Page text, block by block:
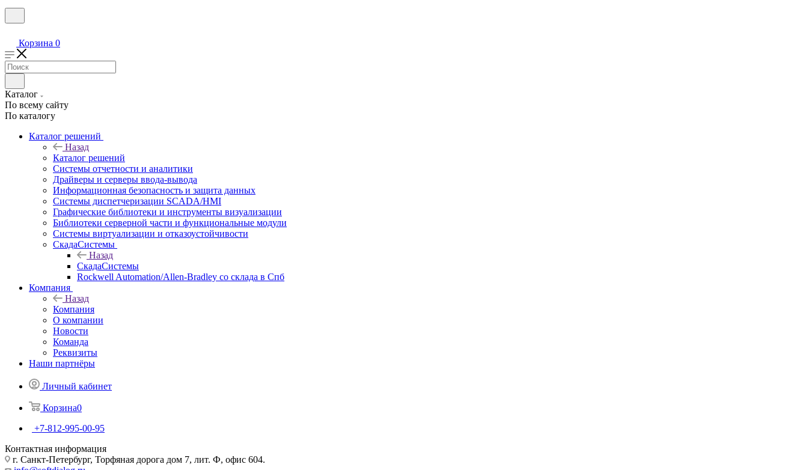
Корзина 0
Каталог
По всему сайту
По каталогу
Каталог решений
Назад
Каталог решений
Системы отчетности и аналитики
Драйверы и серверы ввода-вывода
Информационная безопасность и защита данных
Системы диспетчеризации SCADA/HMI
Графические библиотеки и инструменты визуализации
Библиотеки серверной части и функциональные модули
Системы виртуализации и отказоустойчивости
СкадаСистемы
Назад
СкадаСистемы
Rockwell Automation/Allen-Bradley со склада в Спб
Компания
Назад
Компания
О компании
Новости
Команда
Реквизиты
Наши партнёры
Личный кабинет
Корзина0
+7-812-995-00-95
Контактная информация
г. Санкт-Петербург, Торфяная дорога дом 7, лит. Ф, офис 604.